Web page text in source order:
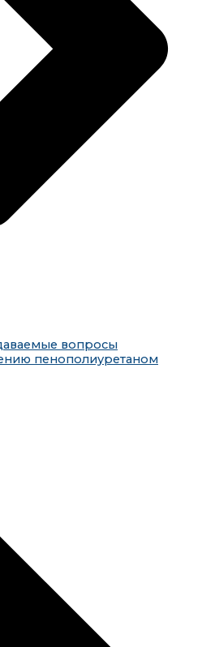
вопросы
пенополиуретаном